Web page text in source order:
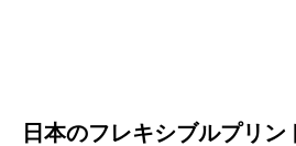
日本のフレキシブルプリ